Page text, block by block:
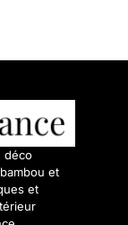
déco
et
et